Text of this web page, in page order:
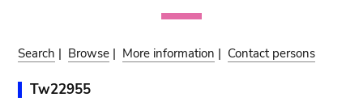
Search | Browse | More information | Contact persons
Tw22955